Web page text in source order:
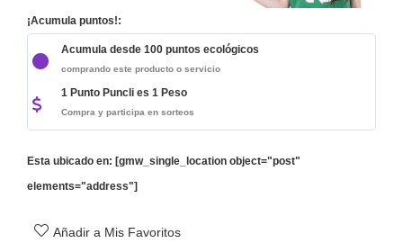
¡Acumula puntos!:
Acumula desde 100 puntos ecológicos
comprando este producto o servicio
1 Punto Puncli es 1 Peso
Compra y participa en sorteos
Esta ubicado en: [gmw_single_location object="post"
elements="address"]
Añadir a Mis Favoritos